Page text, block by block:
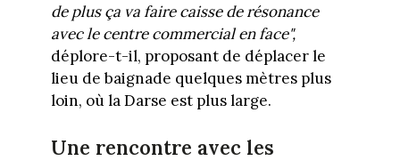
de plus ça va faire caisse de résonance
avec le centre commercial en face",
déplore-t-il, proposant de déplacer le
lieu de baignade quelques mètres plus
loin, où la Darse est plus large.
Une rencontre avec les